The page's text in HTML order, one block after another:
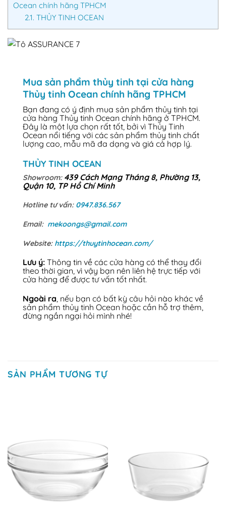
Ocean chính hãng TPHCM
2.1. THỦY TINH OCEAN
Mua sản phẩm thủy tinh tại cửa hàng
Thủy tinh Ocean chính hãng TPHCM
Bạn đang có ý định mua sản phẩm thủy tinh tại
cửa hàng Thủy tinh Ocean chính hãng ở TPHCM.
Đây là một lựa chọn rất tốt, bởi vì Thủy Tinh
Ocean nổi tiếng với các sản phẩm thủy tinh chất
lượng cao, mẫu mã đa dạng và giá cả hợp lý.
THỦY TINH OCEAN
Showroom: 439 Cách Mạng Tháng 8, Phường 13,
Quận 10, TP Hồ Chí Minh
Hotline tư vấn: 0947.836.567
Email: mekoongs@gmail.com
Website: https://thuytinhocean.com/
Lưu ý: Thông tin về các cửa hàng có thể thay đổi
theo thời gian, vì vậy bạn nên liên hệ trực tiếp với
cửa hàng để được tư vấn tốt nhất.
Ngoài ra , nếu bạn có bất kỳ câu hỏi nào khác về
sản phẩm thủy tinh Ocean hoặc cần hỗ trợ thêm,
đừng ngần ngại hỏi mình nhé!
SẢN PHẨM TƯƠNG TỰ